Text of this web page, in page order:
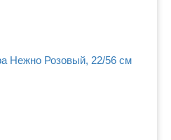
Нежно Розовый, 22/56 см